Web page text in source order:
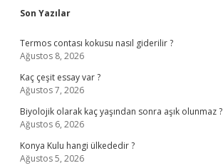
Sidebar
Son Yazılar
Termos contası kokusu nasıl giderilir ?
Ağustos 8, 2026
Kaç çeşit essay var ?
Ağustos 7, 2026
Biyolojik olarak kaç yaşından sonra aşık olunmaz ?
Ağustos 6, 2026
Konya Kulu hangi ülkededir ?
Ağustos 5, 2026